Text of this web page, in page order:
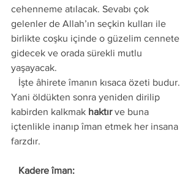
cehenneme atılacak. Sevabı çok
gelenler de Allah’ın seçkin kulları ile
birlikte coşku içinde o güzelim cennete
gidecek ve orada sürekli mutlu
yaşayacak.
Yani öldükten sonra yeniden dirilip
kabirden kalkmak haktır ve buna
içtenlikle inanıp îman etmek her insana
farzdır.
   Kadere îman: